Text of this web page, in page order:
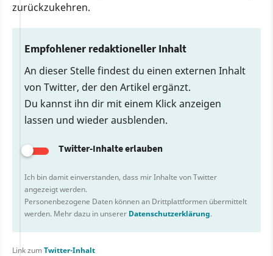
zurückzukehren.
Empfohlener redaktioneller Inhalt
An dieser Stelle findest du einen externen Inhalt
von Twitter, der den Artikel ergänzt.
Du kannst ihn dir mit einem Klick anzeigen
lassen und wieder ausblenden.
Twitter-Inhalte erlauben
Ich bin damit einverstanden, dass mir Inhalte von Twitter
angezeigt werden.
Personenbezogene Daten können an Drittplattformen übermittelt
werden. Mehr dazu in unserer Datenschutzerklärung.
Link zumTwitter-Inhalt